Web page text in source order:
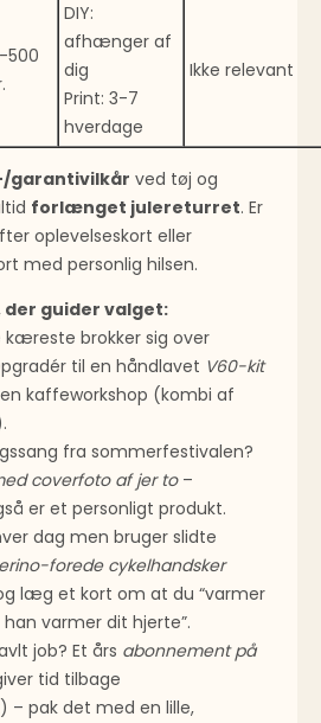
500
DIY:
afhænger af
dig
Print: 3-7
hverdage
Ikke relevant
garantivilkår ved tøj og
forlænget jule­returret. Er
oplevelses­kort eller
med personlig hilsen.
guider valget:
kæreste brokker sig over
til en håndlavet V60-kit
kaffeworkshop (kombi af
fra sommer­festivalen?
coverfoto af jer to–
er et personligt produkt.
dag men bruger slidte
forede cykelhandsker
læg et kort om at du “varmer
varmer dit hjerte”.
job? Et års abonnement på
tid tilbage
– pak det med en lille,